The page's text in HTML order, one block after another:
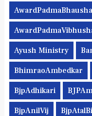
Ayush Ministry
BhimraoAmbedkar
BjpAdhikari
BjpAnilVij